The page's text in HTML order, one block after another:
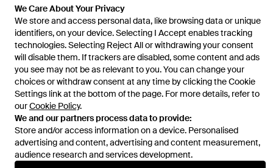
We Care About Your Privacy
We store and access personal data, like browsing data or unique
identifiers, on your device. Selecting I Accept enables tracking
technologies. Selecting Reject All or withdrawing your consent
will disable them. If trackers are disabled, some content and ads
you see may not be as relevant to you. You can change your
choices or withdraw consent at any time by clicking the Cookie
Settings link at the bottom of the page. For more details, refer to
ourCookie Policy.
We and our partners process data to provide:
Store and/or access information on a device. Personalised
advertising and content, advertising and content measurement,
audience research and services development.
Hulp en informatie